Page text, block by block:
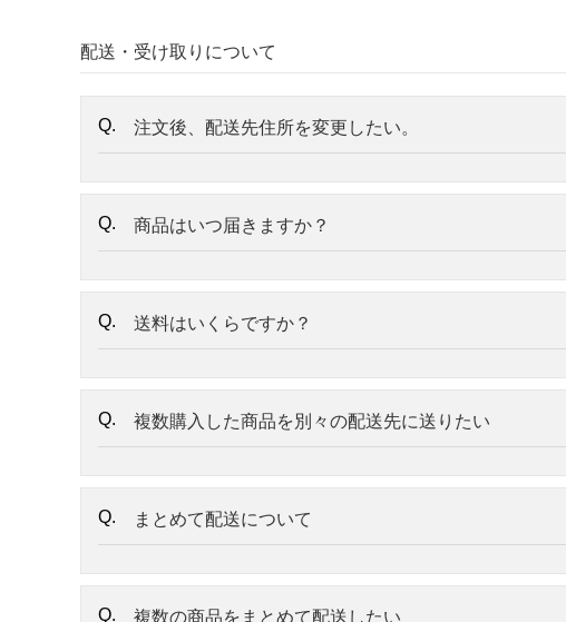
配送・受け取りについて
注文後、配送先住所を変更したい。
商品はいつ届きますか？
送料はいくらですか？
複数購入した商品を別々の配送先に送りたい
まとめて配送について
複数の商品をまとめて配送したい